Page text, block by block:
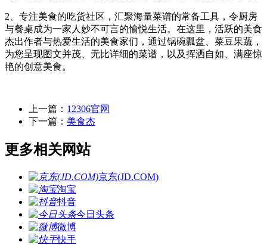
2、专注美食的吃货社区，汇聚海量菜谱的常备工具，令厨房
与餐桌成为一家人妙不可言的愉悦生活。在这里，活跃的美食
杰出作者与热爱生活的美食家们，通过锅碗瓢盆、菜豆果蔬，
为您呈现图文并茂、无比详细的菜谱，以及挥洒自如、满座惊
艳的创意美食。
上一篇： 12306官网
下一篇： 美食杰
更多相关网站
京东(JD.COM)
淘宝
抖音
今日头条
微博
快手